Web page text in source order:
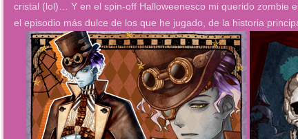
cristal (lol)… Y en el spin-off Halloweenesco mi querido zombie
el episodio más dulce de los que he jugado, de la historia